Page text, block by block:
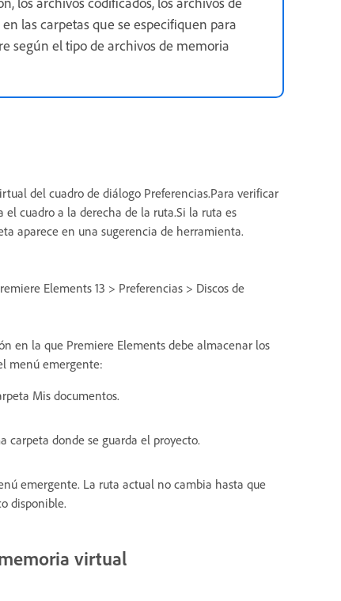
las carpetas que se especifiquen para
según el tipo de archivos de memoria
del cuadro de diálogo Preferencias.Para verificar
cuadro a la derecha de la ruta.Si la ruta es
aparece en una sugerencia de herramienta.
Elements 13 > Preferencias > Discos de
en la que Premiere Elements debe almacenar los
menú emergente:
Mis documentos.
carpeta donde se guarda el proyecto.
emergente. La ruta actual no cambia hasta que
disponible.
virtual